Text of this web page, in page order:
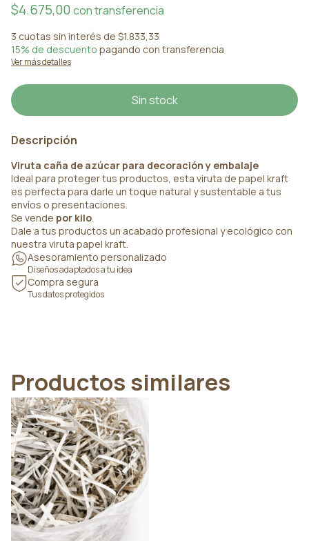
$4.675,00contransferencia
3 cuotas sin interés de $1.833,33
15% de descuento pagando con transferencia
Ver más detalles
Descripción
Viruta caña de azúcar para decoración y embalaje
Ideal para proteger tus productos, esta viruta de papel kraft
es perfecta para darle un toque natural y sustentable a tus
envíos o presentaciones.
Se vende por kilo.
Dale a tus productos un acabado profesional y ecológico con
nuestra viruta papel kraft.
Asesoramiento personalizado
Diseños adaptados a tu idea
Compra segura
Tus datos protegidos
Productos similares